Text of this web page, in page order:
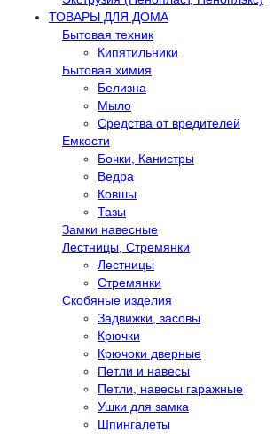
ТОВАРЫ ДЛЯ ДОМА
Бытовая техник
Кипятильники
Бытовая химия
Белизна
Мыло
Средства от вредителей
Емкости
Бочки, Канистры
Ведра
Ковшы
Тазы
Замки навесные
Лестницы, Стремянки
Лестницы
Стремянки
Скобяные изделия
Задвижки, засовы
Крючки
Крючоки дверные
Петли и навесы
Петли, навесы гаражные
Ушки для замка
Шпингалеты